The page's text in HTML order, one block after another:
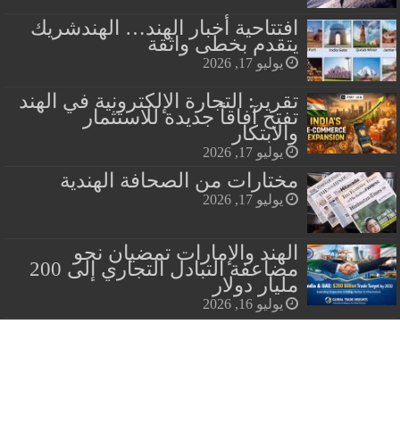
افتتاحية أخبار الهند… الهندشريك
يتقدم بخطى واثقة
يوليو 17, 2026
تقرير: التجارة الإلكترونية في الهند
تفتح آفاقاً جديدة للاستثمار
والابتكار
يوليو 17, 2026
مختارات من الصحافة الهندية
يوليو 17, 2026
الهند والإمارات تمضيان نحو
مضاعفة التبادل التجاري إلى 200
مليار دولار
يوليو 16, 2026